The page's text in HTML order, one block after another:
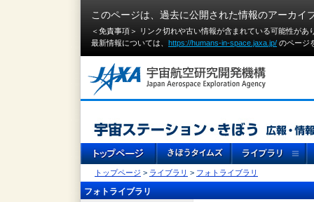
このページは、過去に公開された情報のアーカイ
＜免責事項＞ リンク切れや古い情報が含まれている可能性が
最新情報については、 https://humans-in-space.jaxa.jp/ のページ
トップページ > ライブラリ > フォトライブラリ
フォトライブラリ